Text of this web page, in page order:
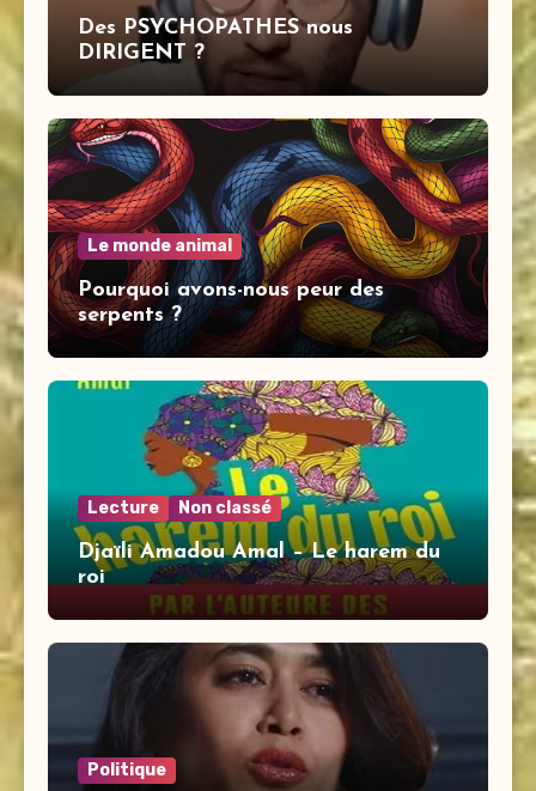
Des PSYCHOPATHES nous
DIRIGENT ?
Le monde animal
Pourquoi avons-nous peur des
serpents ?
Lecture Non classé
Djaïli Amadou Amal – Le harem du
roi
Politique